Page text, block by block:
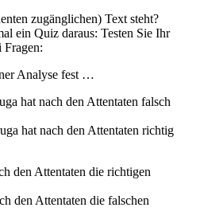
zugänglichen) Text steht?
ein Quiz daraus: Testen Sie Ihr
Fragen:
Analyse fest …
hat nach den Attentaten falsch
hat nach den Attentaten richtig
den Attentaten die richtigen
den Attentaten die falschen